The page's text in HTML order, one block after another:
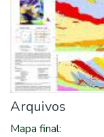
Arquivos
Mapa final: